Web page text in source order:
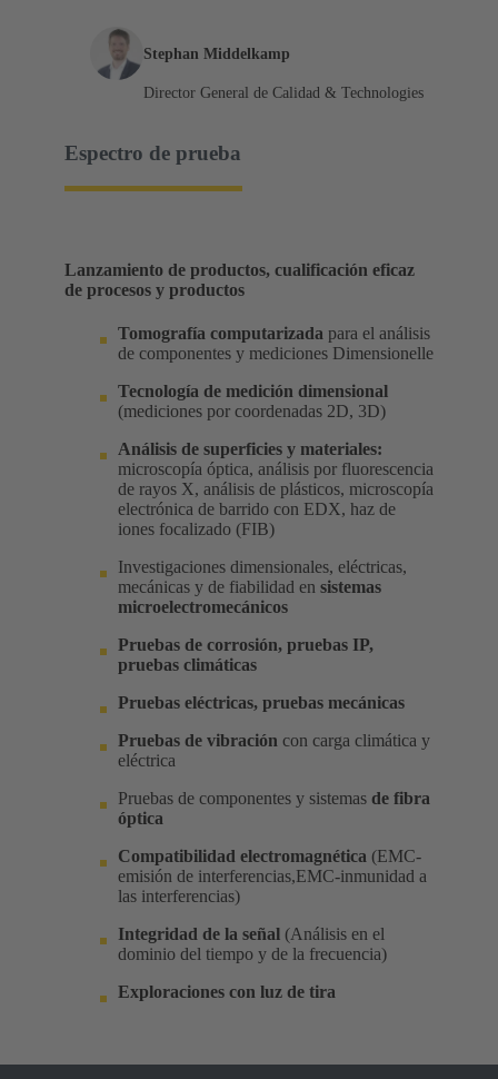
Stephan Middelkamp
Director General de Calidad & Technologies
Espectro de prueba
Lanzamiento de productos, cualificación eficaz
de procesos y productos
Tomografía computarizada para el análisis
de componentes y mediciones Dimensionelle
Tecnología de medición dimensional
(mediciones por coordenadas 2D, 3D)
Análisis de superficies y materiales:
microscopía óptica, análisis por fluorescencia
de rayos X, análisis de plásticos, microscopía
electrónica de barrido con EDX, haz de
iones focalizado (FIB)
Investigaciones dimensionales, eléctricas,
mecánicas y de fiabilidad en sistemas
microelectromecánicos
Pruebas de corrosión, pruebas IP,
pruebas climáticas
Pruebas eléctricas, pruebas mecánicas
Pruebas de vibración con carga climática y
eléctrica
Pruebas de componentes y sistemas de fibra
óptica
Compatibilidad electromagnética (EMC-
emisión de interferencias,EMC-inmunidad a
las interferencias)
Integridad de la señal (Análisis en el
dominio del tiempo y de la frecuencia)
Exploraciones con luz de tira